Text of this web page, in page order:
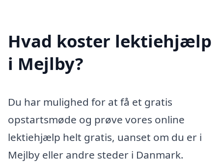
Hvad koster lektiehjælp
i Mejlby?
Du har mulighed for at få et gratis
opstartsmøde og prøve vores online
lektiehjælp helt gratis, uanset om du er i
Mejlby eller andre steder i Danmark.